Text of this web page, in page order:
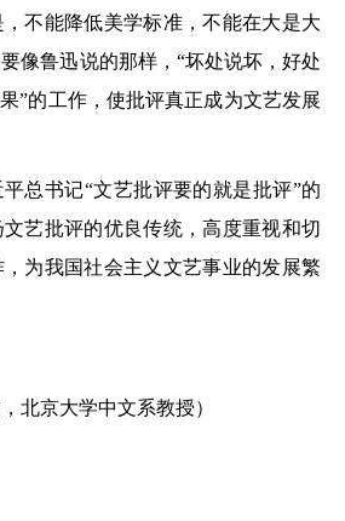
不能降低美学标准，不能在大是大
像鲁迅说的那样，“坏处说坏，好处
”的工作，使批评真正成为文艺发展
总书记“文艺批评要的就是批评”的
艺批评的优良传统，高度重视和切
为我国社会主义文艺事业的发展繁
北京大学中文系教授）